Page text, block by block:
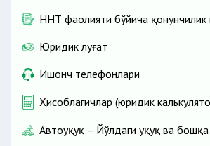
ННТ фаолияти бўйича қонунчилик
Юридик луғат
Ишонч телефонлари
Ҳисоблагичлар (юридик
Автоҳуқуқ – Йўлдаги ҳуқуқ ва